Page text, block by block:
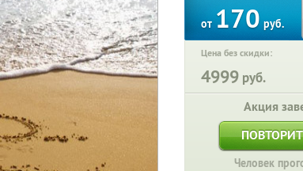
от170руб.
Цена без скидки:
4999 руб.
Акция
Человек